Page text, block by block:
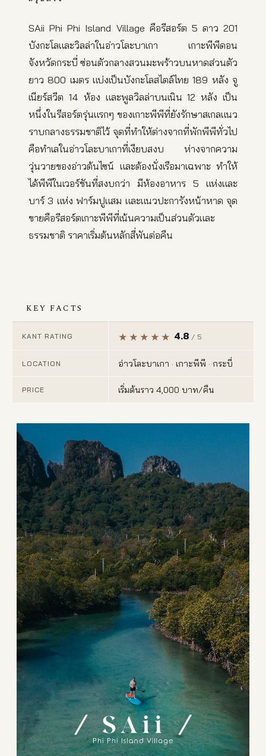
SAii Phi Phi Island Village คือรีสอร์ต 5 ดาว 201
บังกะโลและวิลล่าในอ่าวโละบาเกา เกาะพีพีดอน
จังหวัดกระบี่ ซ่อนตัวกลางสวนมะพร้าวบนหาดส่วนตัว
ยาว 800 เมตร แบ่งเป็นบังกะโลสไตล์ไทย 189 หลัง จู
เนียร์สวีต 14 ห้อง และพูลวิลล่าบนเนิน 12 หลัง เป็น
หนึ่งในรีสอร์ตรุ่นแรกๆ ของเกาะพีพีที่ยังรักษาสเกลแนว
ราบกลางธรรมชาติไว้ จุดที่ทำให้ต่างจากที่พักพีพีทั่วไป
คือทำเลในอ่าวโละบาเกาที่เงียบสงบ ห่างจากความ
วุ่นวายของอ่าวต้นไซน์ และต้องนั่งเรือมาเฉพาะ ทำให้
ได้พีพีในเวอร์ชันที่สงบกว่า มีห้องอาหาร 5 แห่งและ
บาร์ 3 แห่ง ฟาร์มปูแสม และแนวปะการังหน้าหาด จุด
ขายคือรีสอร์ตเกาะพีพีที่เน้นความเป็นส่วนตัวและ
ธรรมชาติ ราคาเริ่มต้นหลักสี่พันต่อคืน
KEY FACTS
KANT RATING 4.8 / 5
LOCATION อ่าวโละบาเกา · เกาะพีพี · กระบี่
PRICE เริ่มต้นราว 4,000 บาท/คืน